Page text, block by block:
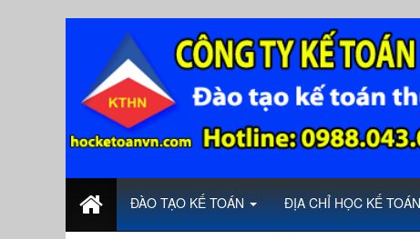
ĐÀO TẠO KẾ TOÁN ĐỊA CHỈ HỌC KẾ TOÁN